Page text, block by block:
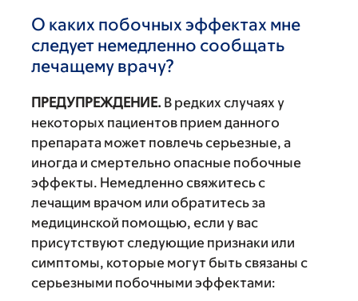
О каких побочных эффектах мне
следует немедленно сообщать
лечащему врачу?
ПРЕДУПРЕЖДЕНИЕ. В редких случаях у
некоторых пациентов прием данного
препарата может повлечь серьезные, а
иногда и смертельно опасные побочные
эффекты. Немедленно свяжитесь с
лечащим врачом или обратитесь за
медицинской помощью, если у вас
присутствуют следующие признаки или
симптомы, которые могут быть связаны с
серьезными побочными эффектами: